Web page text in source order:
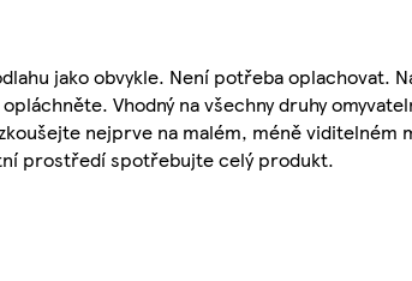
jako obvykle. Není potřeba oplachovat.
Vhodný na všechny druhy
nejprve na malém, méně viditelném
prostředí spotřebujte celý produkt.